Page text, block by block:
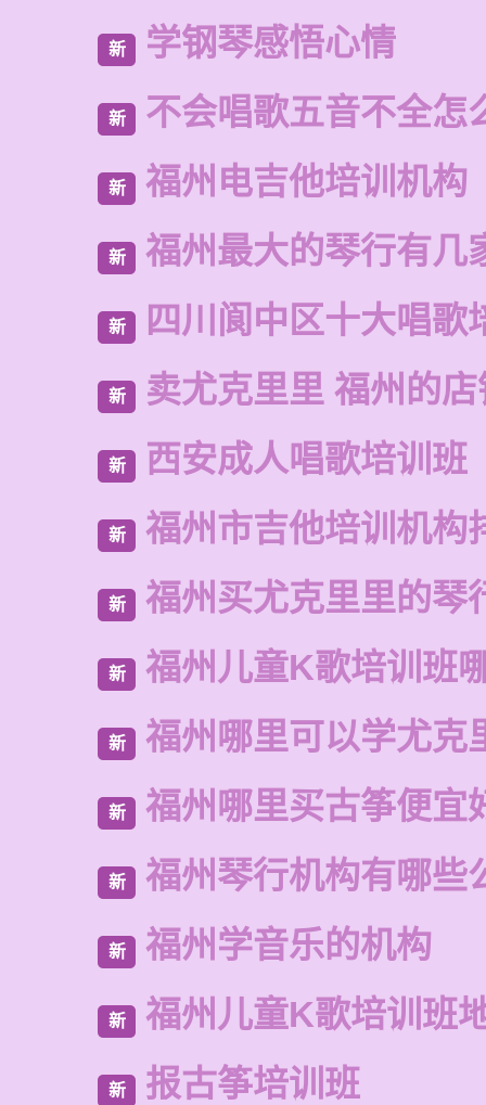
新 学钢琴感悟心情
新 不会唱歌五音不全怎
新 福州电吉他培训机构
新 福州最大的琴行有几
新 四川阆中区十大唱歌
新 卖尤克里里 福州的店
新 西安成人唱歌培训班
新 福州市吉他培训机构
新 福州买尤克里里的琴
新 福州儿童K歌培训班
新 福州哪里可以学尤克
新 福州哪里买古筝便宜
新 福州琴行机构有哪些
新 福州学音乐的机构
新 福州儿童K歌培训班
新 报古筝培训班